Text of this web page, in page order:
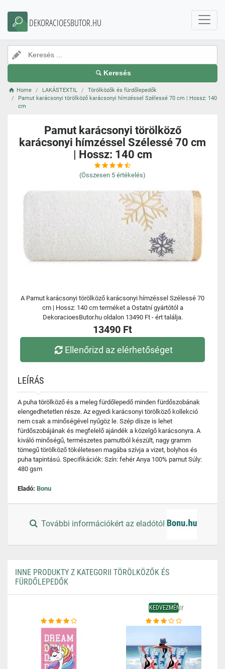
DEKORACIOESBUTOR.HU
Keresés
Home LAKÁSTEXTIL
Törölközők és fürdőlepedők
Pamut karácsonyi törölköző karácsonyi hímzéssel Szélessé 70 cm | Hossz: 140
cm
Pamut karácsonyi törölköző
karácsonyi hímzéssel Szélessé 70 cm
| Hossz: 140 cm
(Összesen 5 értékelés)
A Pamut karácsonyi törölköző karácsonyi hímzéssel Szélessé 70
cm | Hossz: 140 cm terméket a Ostatní gyártótól a
DekoracioesButor.hu oldalon 13490 Ft - ért találja.
13490 Ft
Ellenőrizd az elérhetőséget
LEÍRÁS
A puha törölköző és a meleg fürdőlepedő minden fürdőszobának
elengedhetetlen része. Az egyedi karácsonyi törölköző kollekció
nem csak a minőségével nyűgöz le. Szép dísze is lehet
fürdőszobájának és megfelelő ajándék a közelgő karácsonyra. A
kiváló minőségű, természetes pamutból készült, nagy gramm
tömegű törölköző tökéletesen magába szívja a vizet, bolyhos és
puha tapintású. Specifikációk: Szín: fehér Anya 100% pamut Súly:
480 gsm
Eladó: Bonu
További információkért az eladótól
INNE PRODUKTY Z KATEGORII TÖRÖLKÖZŐK ÉS
FÜRDŐLEPEDŐK
KEDVEZMÉNY